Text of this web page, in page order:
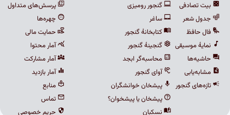
بیت تصادفی
جدول شعر
فال حافظ
نمایهٔ موسیقی
حاشیه‌ها
مشابه‌یابی
تازه‌های گنجور
گنجور رومیزی
ساغر
کتابخانهٔ گنجور
گنجینهٔ گنجور
محاسبه‌گر ابجد
آوای گنجور
پیشخان خوانشگران
پیشخان یا پیشخوان؟
نسکبان
پرسش‌های متداول
چهره‌ها
حمایت مالی
آمار محتوا
آمار مشارکت
آمار بازدید
منابع
تماس
حریم خصوصی